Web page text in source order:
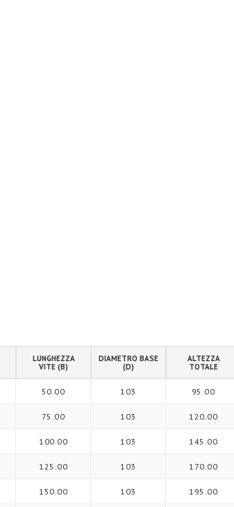
LUNGHEZZA
VITE (B)
DIAMETRO BASE
(D)
ALTEZZA
TOTALE
50.00 103 95.00
75.00 103 120.00
100.00 103 145.00
125.00 103 170.00
150.00 103 195.00